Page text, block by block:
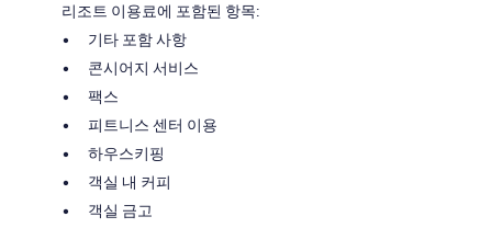
리조트 이용료에 포함된 항목:
기타 포함 사항
콘시어지 서비스
팩스
피트니스 센터 이용
하우스키핑
객실 내 커피
객실 금고